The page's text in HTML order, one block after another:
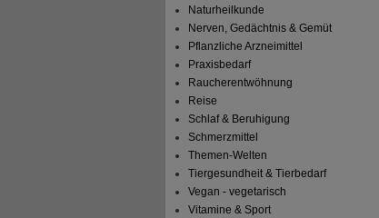
Naturheilkunde
Nerven, Gedächtnis & Gemüt
Pflanzliche Arzneimittel
Praxisbedarf
Raucherentwöhnung
Reise
Schlaf & Beruhigung
Schmerzmittel
Themen-Welten
Tiergesundheit & Tierbedarf
Vegan - vegetarisch
Vitamine & Sport